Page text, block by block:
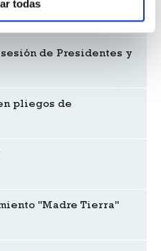
todasen la dirección de
sesión de Presidentes y
pliegos de
"Madre Tierra"